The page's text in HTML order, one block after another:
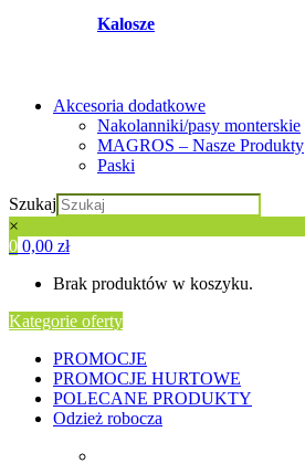
Kalosze
Akcesoria dodatkowe
Nakolanniki/pasy monterskie
MAGROS – Nasze Produkty
Paski
Szukaj
×
0 0,00 zł
Brak produktów w koszyku.
Kategorie oferty
PROMOCJE
PROMOCJE HURTOWE
POLECANE PRODUKTY
Odzież robocza